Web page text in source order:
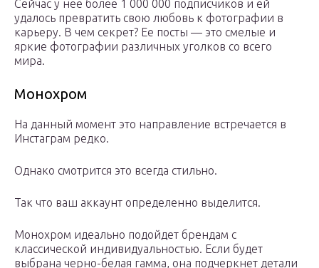
Сейчас у нее более 1 000 000 подписчиков и ей
удалось превратить свою любовь к фотографии в
карьеру. В чем секрет? Ее посты — это смелые и
яркие фотографии различных уголков со всего
мира.
Монохром
На данный момент это направление встречается в
Инстаграм редко.
Однако смотрится это всегда стильно.
Так что ваш аккаунт определенно выделится.
Монохром идеально подойдет брендам с
классической индивидуальностью. Если будет
выбрана черно-белая гамма, она подчеркнет детали